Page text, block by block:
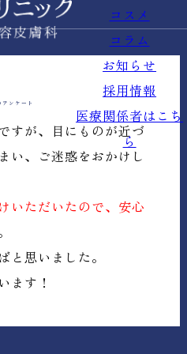
コスメ
コラム
お知らせ
採用情報
医療関係者はこち
ら
ンケート
すが、目にものが近づ
い、ご迷惑をおかけし
いただいたので、安心
と思いました。
ます！